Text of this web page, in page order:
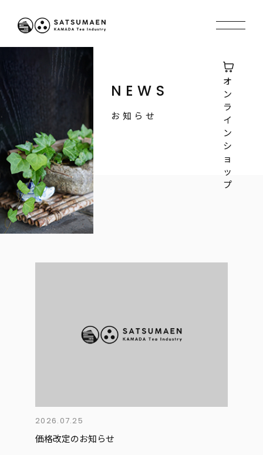
オ
ン
ラ
イ
ン
シ
ョ
ッ
プ
NEWS
お知らせ
2026.07.25
価格改定のお知らせ